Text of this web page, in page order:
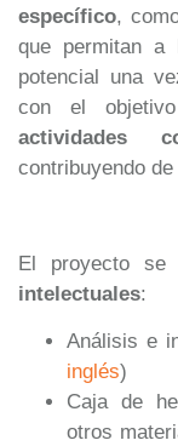
específico,
que permitan a
potencial una
con el
actividades
contribuyendo
El proyecto se
intelectuales:
Análisis e
inglés)
Caja de
otros